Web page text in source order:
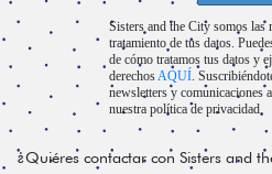
Sisters and the City somos las
tratamiento de tus datos.
de cómo tratamos tus datos y
derechos AQUÍ .
newsletters y comunicaciones
nuestra política de privacidad.
¿Quiéres contactar con Sisters and